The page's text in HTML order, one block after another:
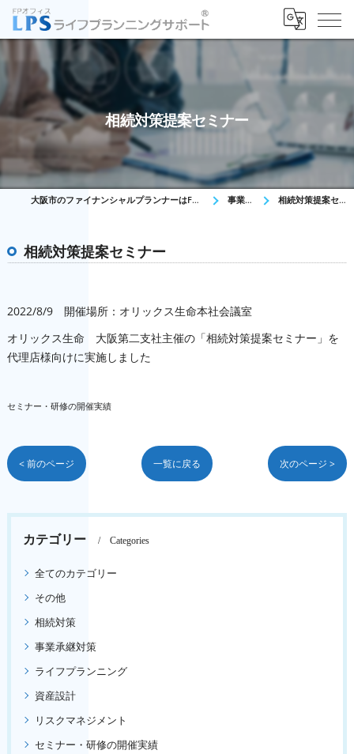
相続対策提案セミナー
大阪市のファイナンシャルプランナーはFPオフィス LPS 事業内容 相続対策提案セミナー
相続対策提案セミナー
2022/8/9 開催場所：オリックス生命本社会議室
オリックス生命 大阪第二支社主催の「相続対策提案セミナー」を
代理店様向けに実施しました
セミナー・研修の開催実績
< 前のページ 一覧に戻る 次のページ >
カテゴリー Categories
全てのカテゴリー
その他
相続対策
事業承継対策
ライフプランニング
資産設計
リスクマネジメント
セミナー・研修の開催実績